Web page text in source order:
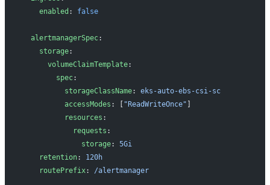
    enabled
: false
  alertmanagerSpec
:
    storage
:
      volumeClaimTemplate
:
        spec
:
          storageClassName
: eks-auto-ebs-csi-sc
          accessModes
: [ "ReadWriteOnce"
          resources
:
            requests
:
              storage
: 5Gi
    retention
: 120h
    routePrefix
: /alertmanager